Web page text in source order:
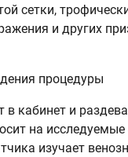
сетки,
и других
процедуры
в кабинет и
на исследуемые
изучает